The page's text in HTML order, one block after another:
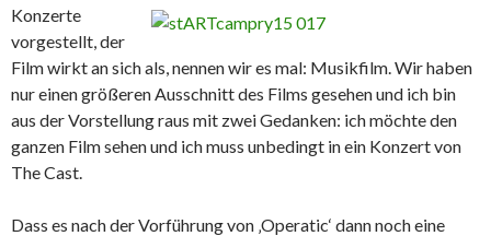
Konzerte
vorgestellt, der
Film wirkt an sich als, nennen wir es mal: Musikfilm. Wir haben
nur einen größeren Ausschnitt des Films gesehen und ich bin
aus der Vorstellung raus mit zwei Gedanken: ich möchte den
ganzen Film sehen und ich muss unbedingt in ein Konzert von
The Cast.
Dass es nach der Vorführung von ‚Operatic‘ dann noch eine